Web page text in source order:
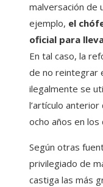
malversación de
ejemplo, el
oficial para
En tal caso, la
de no reintegrar
ilegalmente se
l’artículo
ocho años en los
Según otras
privilegiado de
castiga las más